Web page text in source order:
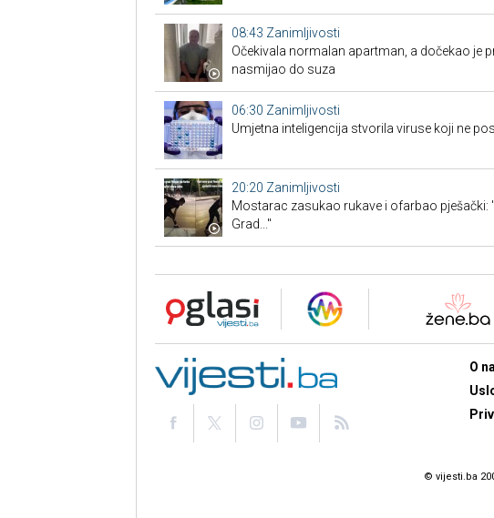
08:43 Zanimljivosti
Očekivala normalan apartman, a dočekao je
nasmijao do suza
06:30 Zanimljivosti
Umjetna inteligencija stvorila viruse koji ne
20:20 Zanimljivosti
Mostarac zasukao rukave i ofarbao pješački:
Grad..."
O
© vijesti.ba